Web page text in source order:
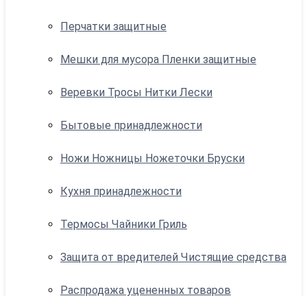
Перчатки защитные
Мешки для мусора Пленки защитные
Веревки Тросы Нитки Лески
Бытовые принадлежности
Ножи Ножницы Ножеточки Бруски
Кухня принадлежности
Термосы Чайники Гриль
Защита от вредителей Чистящие средства
Распродажа уцененных товаров